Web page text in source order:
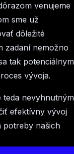
venujeme
sme už
dôležité
zadaní nemožno
tak potenciálnym
vývoja.
teda nevyhnutným
efektívny vývoj
potreby našich